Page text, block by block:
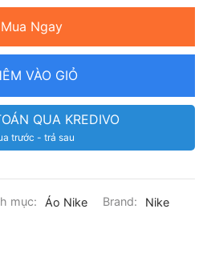
Mua Ngay
VÀO GIỎ
QUA KREDIVO
trước - trả sau
mục: Áo Nike Brand: Nike